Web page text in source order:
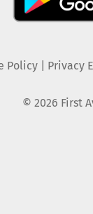
Policy| Privacy
© 2026 First